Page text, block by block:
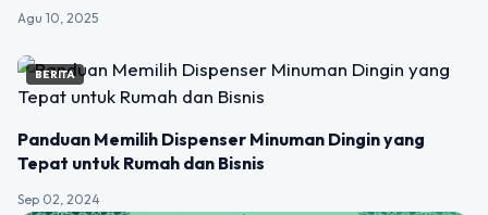
Agu 10, 2025
BERITA
Panduan Memilih Dispenser Minuman Dingin yang
Tepat untuk Rumah dan Bisnis
Sep 02, 2024